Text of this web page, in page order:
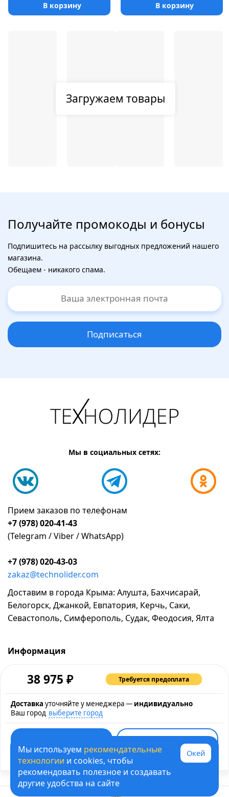
38 975 ₽ Требуется предоплата
Доставка уточняйте у менеджера — индивидуально
Ваш город выберите город
Быстрая покупка
Купить в кредит
В корзину В корзину
Загружаем товары
Получайте промокоды и бонусы
Подпишитесь на рассылку выгодных предложений нашего
магазина.
Обещаем - никакого спама.
Подписаться
Мы в социальных сетях:
Прием заказов по телефонам
+7 (978) 020-41-43
(Telegram / Viber / WhatsApp)
+7 (978) 020-43-03
zakaz@technolider.com
Доставим в города Крыма: Алушта, Бахчисарай,
Белогорск, Джанкой, Евпатория, Керчь, Саки,
Севастополь, Симферополь, Судак, Феодосия, Ялта
Информация
о компании
промокоды и акции
рассрочка и кредит
контакты
карта сайта
политика обработки персональных данных
© 1995-2026 ТЕХНОЛИДЕР - информация на сайте не
является договором оферты
Мы используем рекомендательные
технологии и cookies, чтобы
рекомендовать полезное и создавать
другие удобства на сайте
Окей